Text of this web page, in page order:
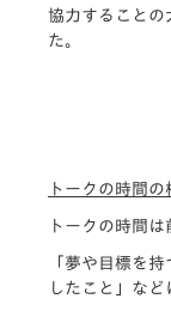
協力することの
た。
トークの時間の
トークの時間
「夢や目標を
したこと」など